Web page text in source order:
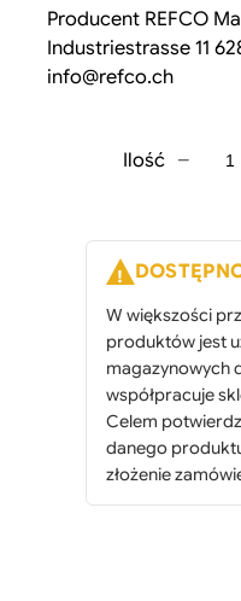
Producent REFCO
Industriestrasse 11
info@refco.ch
Ilość
i
ś
A
d
a
p
t
e
−
W większości
produktów jest
magazynowych
współpracuje
Celem
danego
złożenie